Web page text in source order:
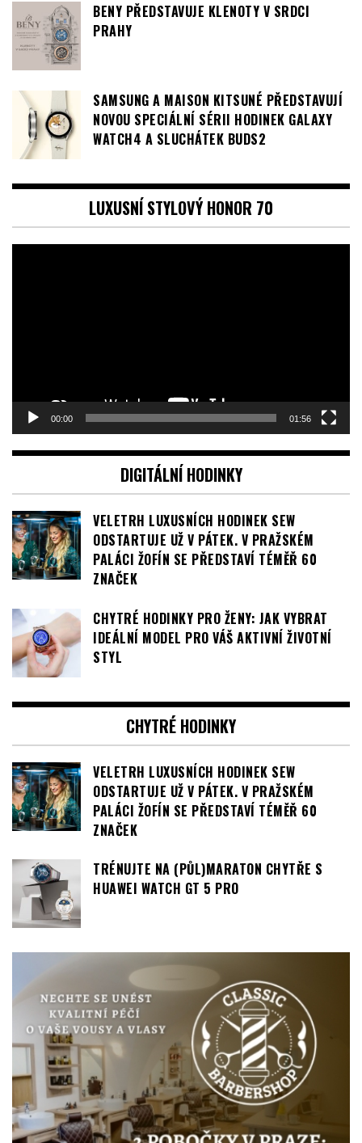
BENY PŘEDSTAVUJE KLENOTY V SRDCI
PRAHY
SAMSUNG A MAISON KITSUNÉ PŘEDSTAVUJÍ
NOVOU SPECIÁLNÍ SÉRII HODINEK GALAXY
WATCH4 A SLUCHÁTEK BUDS2
LUXUSNÍ STYLOVÝ HONOR 70
00:00 01:56
DIGITÁLNÍ HODINKY
VELETRH LUXUSNÍCH HODINEK SEW
ODSTARTUJE UŽ V PÁTEK. V PRAŽSKÉM
PALÁCI ŽOFÍN SE PŘEDSTAVÍ TÉMĚŘ 60
ZNAČEK
CHYTRÉ HODINKY PRO ŽENY: JAK VYBRAT
IDEÁLNÍ MODEL PRO VÁŠ AKTIVNÍ ŽIVOTNÍ
STYL
CHYTRÉ HODINKY
VELETRH LUXUSNÍCH HODINEK SEW
ODSTARTUJE UŽ V PÁTEK. V PRAŽSKÉM
PALÁCI ŽOFÍN SE PŘEDSTAVÍ TÉMĚŘ 60
ZNAČEK
TRÉNUJTE NA (PŮL)MARATON CHYTŘE S
HUAWEI WATCH GT 5 PRO